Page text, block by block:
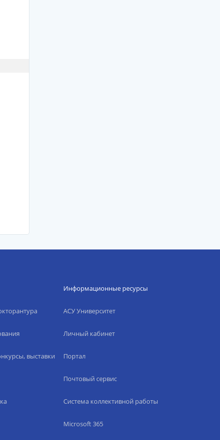
выставки
Информационные ресурсы
АСУ Университет
Личный кабинет
Портал
Почтовый сервис
Система коллективной работы
Microsoft 365